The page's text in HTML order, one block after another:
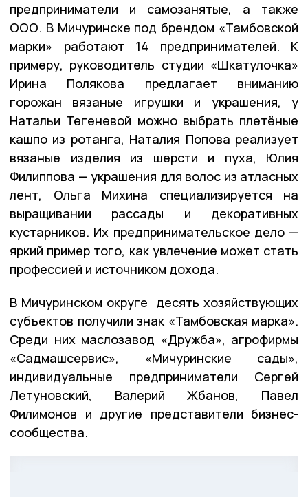
предприниматели и самозанятые, а также
ООО. В Мичуринске под брендом «Тамбовской
марки» работают 14 предпринимателей. К
примеру, руководитель студии «Шкатулочка»
Ирина Полякова предлагает вниманию
горожан вязаные игрушки и украшения, у
Натальи Тегеневой можно выбрать плетёные
кашпо из ротанга, Наталия Попова реализует
вязаные изделия из шерсти и пуха, Юлия
Филиппова — украшения для волос из атласных
лент, Ольга Михина специализируется на
выращивании рассады и декоративных
кустарников. Их предпринимательское дело —
яркий пример того, как увлечение может стать
профессией и источником дохода.
В Мичуринском округе десять хозяйствующих
субъектов получили знак «Тамбовская марка».
Среди них маслозавод «Дружба», агрофирмы
«Садмашсервис», «Мичуринские сады»,
индивидуальные предприниматели Сергей
Летуновский, Валерий Жбанов, Павел
Филимонов и другие представители бизнес-
сообщества.